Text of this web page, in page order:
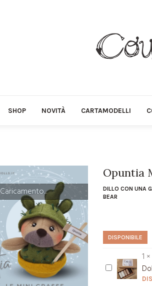
SHOP NOVITÀ CARTAMODELLI
Caricamento...
Opuntia
DILLO CON UNA
BEAR
DISPONIBILE
i
1 ×